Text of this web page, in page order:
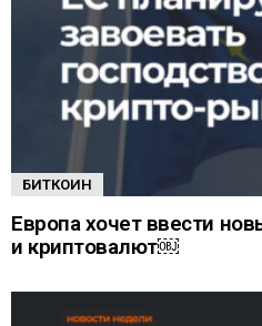
БИТКОИН
Европа хочет ввести
и криптовалют￼